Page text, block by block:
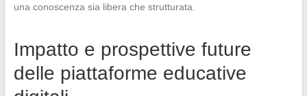
una conoscenza sia libera che strutturata.
Impatto e prospettive future
delle piattaforme educative